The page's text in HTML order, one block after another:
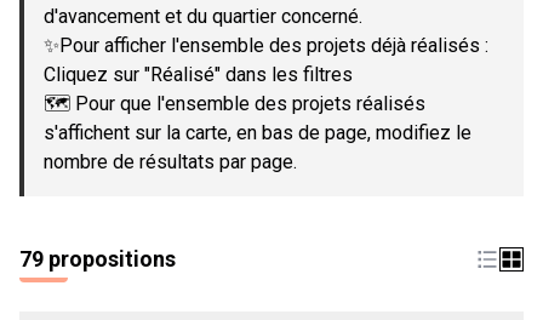
d'avancement et du quartier concerné.
✨Pour afficher l'ensemble des projets déjà réalisés :
Cliquez sur "Réalisé" dans les filtres
🗺️ Pour que l'ensemble des projets réalisés
s'affichent sur la carte, en bas de page, modifiez le
nombre de résultats par page.
79 propositions